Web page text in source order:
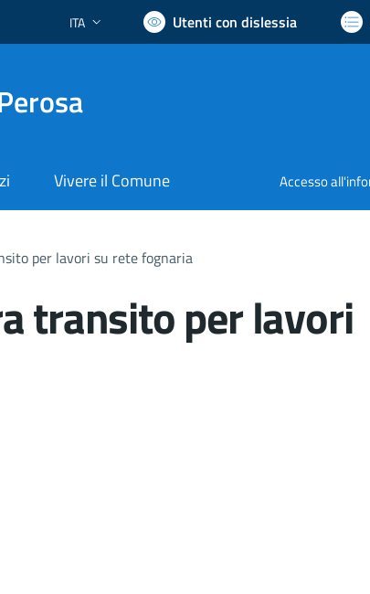
Lingua attiva:
ITA Utenti con dislessia
Vivere il Comune Accesso
per lavori su rete fognaria
transito per lavori